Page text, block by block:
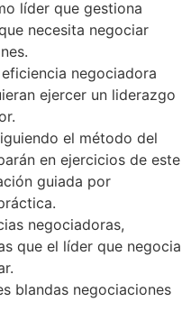
líder que gestiona
necesita negociar
negociadora
ejercer un liderazgo
el método del
en ejercicios de este
guiada por
negociadoras,
que el líder que negocia